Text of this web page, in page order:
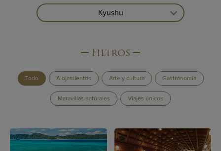
Kyushu
Filtros
Todo Alojamientos Arte y cultura Gastronomía
Maravillas naturales Viajes únicos